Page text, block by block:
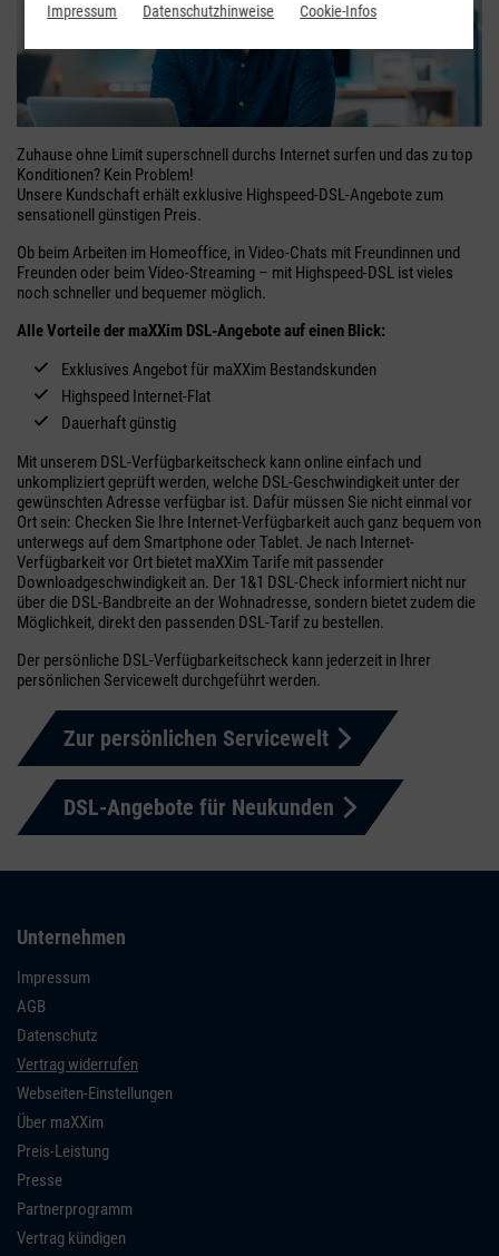
Zuhause ohne Limit superschnell durchs Internet surfen und das zu top
Konditionen? Kein Problem!
Unsere Kundschaft erhält exklusive Highspeed-DSL-Angebote zum
sensationell günstigen Preis.
Ob beim Arbeiten im Homeoffice, in Video-Chats mit Freundinnen und
Freunden oder beim Video-Streaming – mit Highspeed-DSL ist vieles
noch schneller und bequemer möglich.
Alle Vorteile der maXXim DSL-Angebote auf einen Blick:
Exklusives Angebot für maXXim Bestandskunden
Highspeed Internet-Flat
Dauerhaft günstig
Mit unserem DSL-Verfügbarkeitscheck kann online einfach und
unkompliziert geprüft werden, welche DSL-Geschwindigkeit unter der
gewünschten Adresse verfügbar ist. Dafür müssen Sie nicht einmal vor
Ort sein: Checken Sie Ihre Internet-Verfügbarkeit auch ganz bequem von
unterwegs auf dem Smartphone oder Tablet. Je nach Internet-
Verfügbarkeit vor Ort bietet maXXim Tarife mit passender
Downloadgeschwindigkeit an. Der 1&1 DSL-Check informiert nicht nur
über die DSL-Bandbreite an der Wohnadresse, sondern bietet zudem die
Möglichkeit, direkt den passenden DSL-Tarif zu bestellen.
Der persönliche DSL-Verfügbarkeitscheck kann jederzeit in Ihrer
persönlichen Servicewelt durchgeführt werden.
Zur persönlichen Servicewelt
DSL-Angebote für Neukunden
Unternehmen
Impressum
AGB
Datenschutz
Vertrag widerrufen
Webseiten-Einstellungen
Über maXXim
Preis-Leistung
Presse
Partnerprogramm
Vertrag kündigen
Impressum Datenschutzhinweise Cookie-Infos